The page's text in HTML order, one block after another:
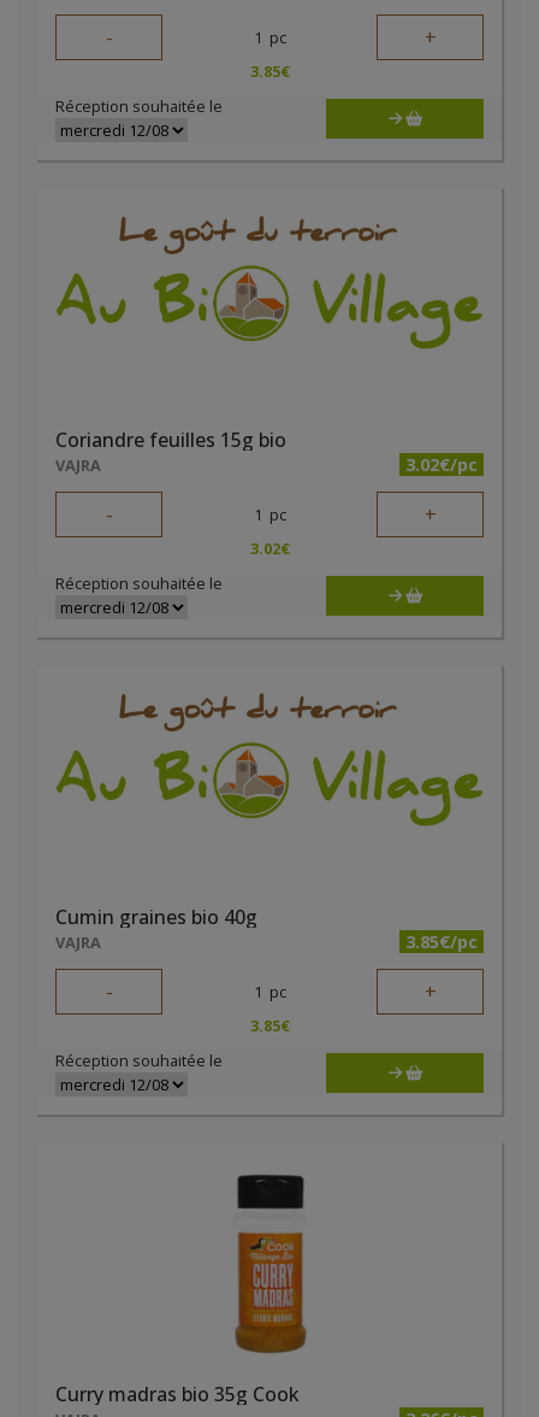
- 1 pc +
3.85€
Réception souhaitée le
Coriandre feuilles 15g bio
VAJRA 3.02€/pc
- 1 pc +
3.02€
Réception souhaitée le
Cumin graines bio 40g
VAJRA 3.85€/pc
- 1 pc +
3.85€
Réception souhaitée le
Curry madras bio 35g Cook